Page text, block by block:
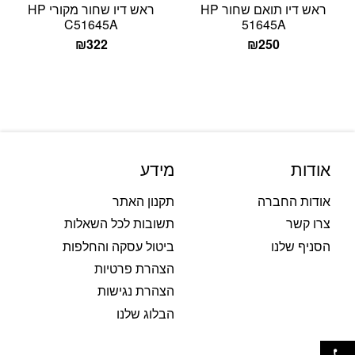
ראש דיו תואם שחור HP
51645A
₪250
ראש דיו שחור מקורי HP
C51645A
₪322
אודות
אודות החברה
צרו קשר
הסניף שלנו
מידע
תקנון האתר
תשובות לכל השאלות
ביטול עסקה והחלפות
הצהרת פרטיות
הצהרת נגישות
הבלוג שלנו
פתח סרגל נגישות